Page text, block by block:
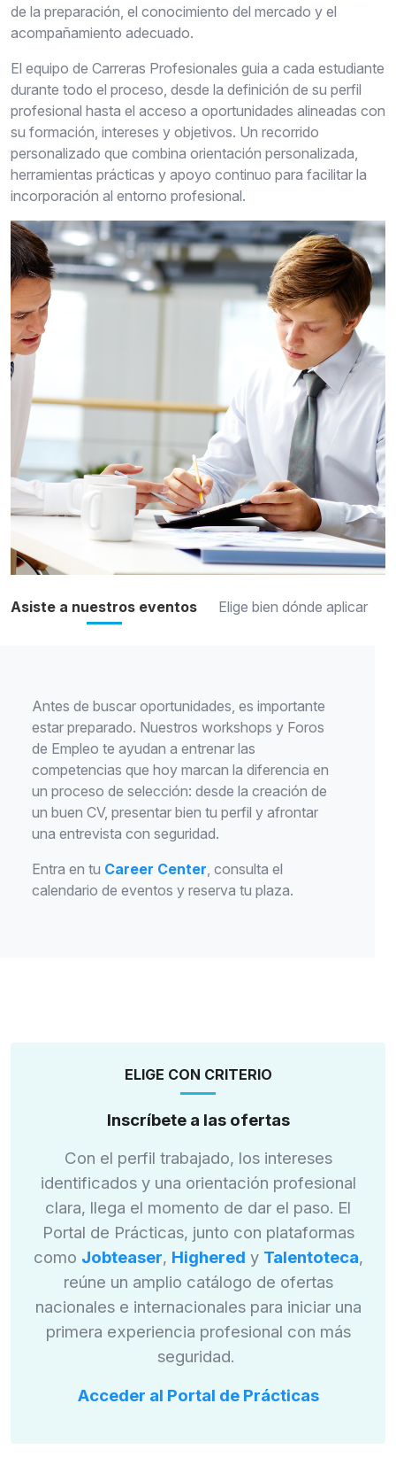
de la preparación, el conocimiento del mercado y el
acompañamiento adecuado.
El equipo de Carreras Profesionales guia a cada estudiante
durante todo el proceso, desde la definición de su perfil
profesional hasta el acceso a oportunidades alineadas con
su formación, intereses y objetivos. Un recorrido
personalizado que combina orientación personalizada,
herramientas prácticas y apoyo continuo para facilitar la
incorporación al entorno profesional.
Asiste a nuestros eventos Elige bien dónde aplicar
Antes de buscar oportunidades, es importante
estar preparado. Nuestros workshops y Foros
de Empleo te ayudan a entrenar las
competencias que hoy marcan la diferencia en
un proceso de selección: desde la creación de
un buen CV, presentar bien tu perfil y afrontar
una entrevista con seguridad.
Entra en tu Career Center, consulta el
calendario de eventos y reserva tu plaza.
ELIGE CON CRITERIO
Inscríbete a las ofertas
Con el perfil trabajado, los intereses
identificados y una orientación profesional
clara, llega el momento de dar el paso. El
Portal de Prácticas, junto con plataformas
como Jobteaser, Highered y Talentoteca,
reúne un amplio catálogo de ofertas
nacionales e internacionales para iniciar una
primera experiencia profesional con más
seguridad.
Acceder al Portal de Prácticas